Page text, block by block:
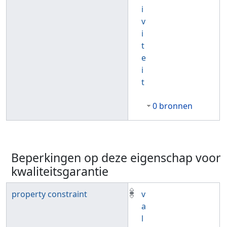
i
v
i
t
e
i
t
0 bronnen
Beperkingen op deze eigenschap voor
kwaliteitsgarantie
property constraint
v
a
l